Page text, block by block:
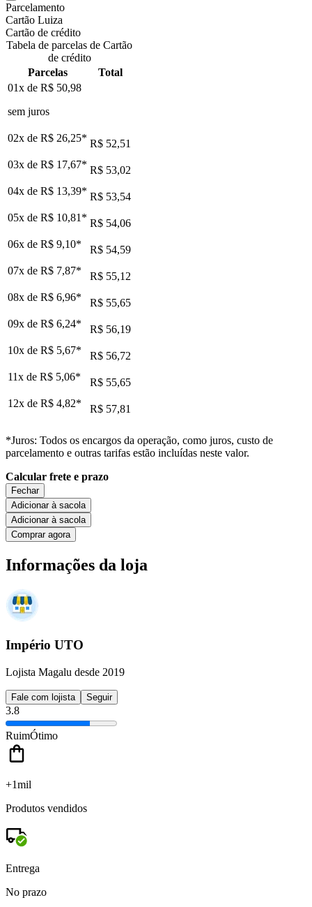
Parcelamento
Cartão Luiza
Cartão de crédito
Tabela de parcelas de Cartão
de crédito
Parcelas
Total
01x de R$ 50,98
sem juros
02x de R$ 26,25* R$ 52,51
03x de R$ 17,67* R$ 53,02
04x de R$ 13,39* R$ 53,54
05x de R$ 10,81 * R$ 54,06
06x de R$ 9,10*
R$ 54,59
07x de R$ 7,87*
R$ 55,12
08x de R$ 6,96*
R$ 55,65
09x de R$ 6,24*
R$ 56,19
10x de R$ 5,67*
R$ 56,72
11x de R$ 5,06*
R$ 55,65
12x de R$ 4,82* R$ 57,81
*Juros: Todos os encargos da operação, como juros, custo de
parcelamento e outras tarifas estão incluídas neste valor.
Calcular frete e prazo
Fechar
Adicionar à sacola
Adicionar à sacola
Comprar agora
Informações da loja
Império UTO
Lojista Magalu desde 2019
Fale com lojista Seguir
3.8
RuimÓtimo
+1mil
Produtos vendidos
Entrega
No prazo